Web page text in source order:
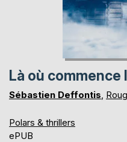
Là où
Sébastien Deffontis,
Polars & thrillers
ePUB